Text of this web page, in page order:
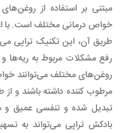
مبتنی بر استفاده از
خواص درمانی مختلف است. با
طریق آن، این تکنیک تراپی
رفع مشکلات مربوط به ریه‌ها و
روغن‌های مختلف می‌توانند
مرطوب کننده داشته باشند و
تبدیل شده و تنفسی عمیق و
بادکش تراپی می‌تواند به